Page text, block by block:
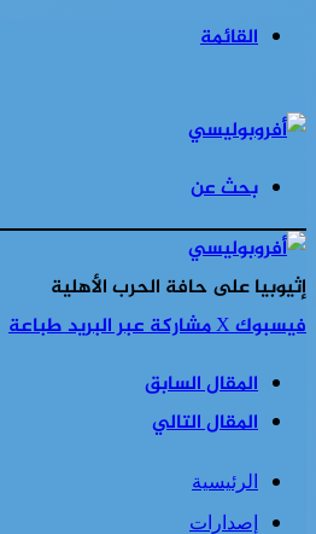
القائمة
بحث عن
إثيوبيا على حافة الحرب الأهلية
فيسبوك‫Xمشاركة عبر البريدطباعة
المقال السابق
المقال التالي
الرئيسية
إصدارات